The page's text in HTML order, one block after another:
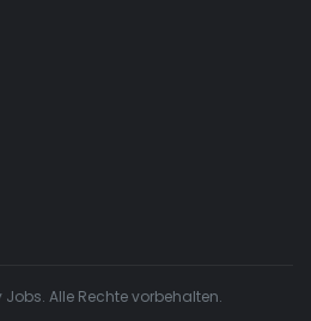
Jobs. Alle Rechte vorbehalten.